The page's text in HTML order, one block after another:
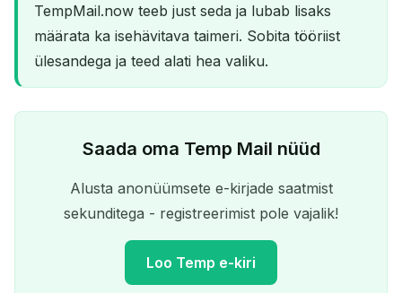
TempMail.now teeb just seda ja lubab lisaks
määrata ka isehävitava taimeri. Sobita tööriist
ülesandega ja teed alati hea valiku.
Saada oma Temp Mail nüüd
Alusta anonüümsete e-kirjade saatmist
sekunditega - registreerimist pole vajalik!
Loo Temp e-kiri